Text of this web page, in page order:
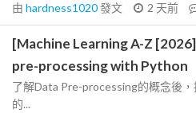
由 hardness1020發文 2 天前
[Machine Learning A-Z
pre-processing with Python
了解Data Pre-processing的概念後
的...